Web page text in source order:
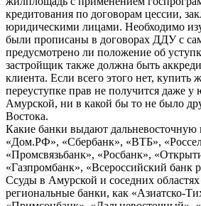
кредитования по договорам цессии,
юридическими лицами. Необходимо
были прописаны в договорах ДДУ с
предусмотрено ли положение об
застройщик также должна быть
клиента. Если всего этого нет, купить
переуступке прав не получится даже у
Амурской, ни в какой бы то не было
Востока.
Какие банки выдают дальневосточную
«Дом.РФ», «Сбербанк», «ВТБ»,
«Промсвязьбанк», «Росбанк»,
«Газпромбанк», «Всероссийский банк
Ссуды в Амурской и соседних
региональные банки, как «Азиатско-